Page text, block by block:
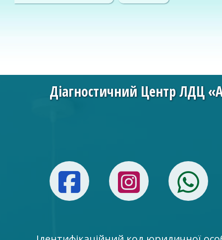
Діагностичний Центр ЛДЦ
Facebook